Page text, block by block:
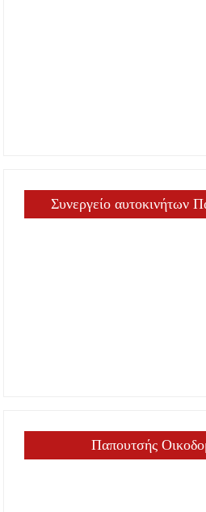
Συνεργείο αυτοκινήτων
Παπουτσής